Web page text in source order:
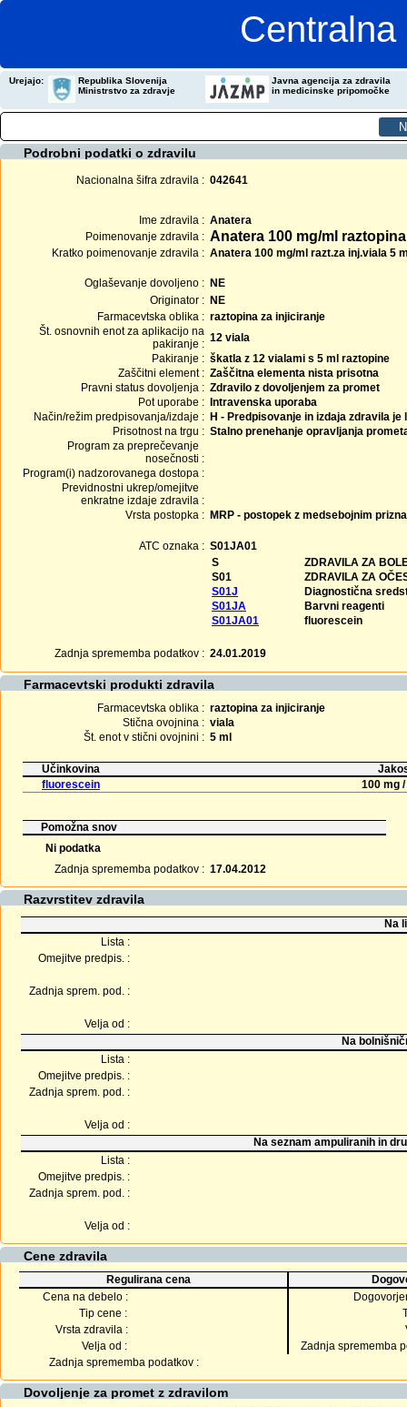
Urejajo:
Republika Slovenija
Ministrstvo za zdravje
Javna agencija za zdravila
in medicinske pripomočke
Podrobni podatki o zdravilu
Nacionalna šifra zdravila : 042641
Ime zdravila : Anatera
Poimenovanje zdravila : Anatera 100 mg/ml
Kratko poimenovanje zdravila : Anatera 100 mg/ml razt.za inj.viala 5
Oglaševanje dovoljeno : NE
Originator : NE
Farmacevtska oblika : raztopina za injiciranje
Št. osnovnih enot za aplikacijo na
pakiranje : 12 viala
Pakiranje : škatla z 12 vialami s 5 ml raztopine
Zaščitni element : Zaščitna elementa nista prisotna
Pravni status dovoljenja : Zdravilo z dovoljenjem za promet
Pot uporabe :
Intravenska uporaba
Način/režim predpisovanja/izdaje : H - Predpisovanje in izdaja zdravila
Prisotnost na trgu : Stalno prenehanje opravljanja
Program za preprečevanje
nosečnosti :
Program(i) nadzorovanega dostopa :
Previdnostni ukrep/omejitve
enkratne izdaje zdravila :
Vrsta postopka : MRP - postopek z medsebojnim
ATC oznaka : S01JA01
S
ZDRAVILA ZA
S01
ZDRAVILA ZA
S01J
Diagnostična
S01JA
Barvni reagenti
S01JA01
fluorescein
Zadnja sprememba podatkov : 24.01.2019
Farmacevtski produkti zdravila
Farmacevtska oblika : raztopina za injiciranje
Stična ovojnina : viala
Št. enot v stični ovojnini : 5 ml
Učinkovina
fluorescein
100 mg
Pomožna snov
Ni podatka
Zadnja sprememba podatkov : 17.04.2012
Razvrstitev zdravila
Na
Lista :
Omejitve predpis. :
Zadnja sprem. pod. :
Velja od :
Na
Lista :
Omejitve predpis. :
Zadnja sprem. pod. :
Velja od :
Na seznam ampuliranih in
Lista :
Omejitve predpis. :
Zadnja sprem. pod. :
Velja od :
Cene zdravila
Regulirana cena
Cena na debelo :
Tip cene :
Vrsta zdravila :
Velja od :
Zadnja sprememba
Zadnja sprememba podatkov :
Dovoljenje za promet z zdravilom